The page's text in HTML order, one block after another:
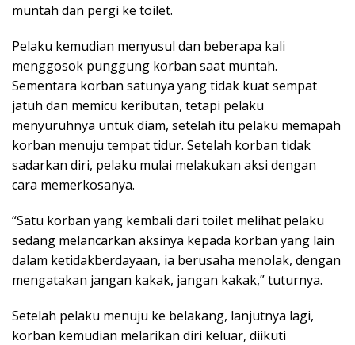
muntah dan pergi ke toilet.
Pelaku kemudian menyusul dan beberapa kali
menggosok punggung korban saat muntah.
Sementara korban satunya yang tidak kuat sempat
jatuh dan memicu keributan, tetapi pelaku
menyuruhnya untuk diam, setelah itu pelaku memapah
korban menuju tempat tidur. Setelah korban tidak
sadarkan diri, pelaku mulai melakukan aksi dengan
cara memerkosanya.
“Satu korban yang kembali dari toilet melihat pelaku
sedang melancarkan aksinya kepada korban yang lain
dalam ketidakberdayaan, ia berusaha menolak, dengan
mengatakan jangan kakak, jangan kakak,” tuturnya.
Setelah pelaku menuju ke belakang, lanjutnya lagi,
korban kemudian melarikan diri keluar, diikuti